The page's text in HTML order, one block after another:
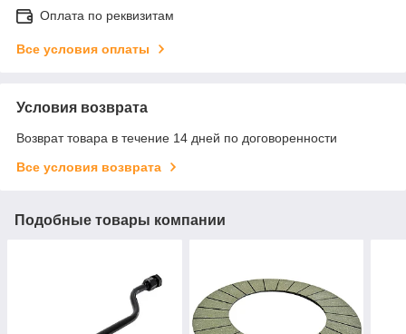
Оплата по реквизитам
Все условия оплаты
Условия возврата
Возврат товара в течение 14 дней по договоренности
Все условия возврата
Подобные товары компании